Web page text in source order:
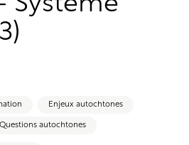
Enjeux autochtones
Questions autochtones